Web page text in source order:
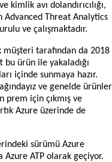
kimlik avı dolandırıcılığı,
Advanced Threat Analytics
ve çalışmaktadır.
müşteri tarafından da 2018
bu ürün ile yakaladığı
içinde sunmaya hazır.
ve genelde ürünler
prem için çıkmış ve
Azure üzerinde de
sürümü Azure
Azure ATP olarak geçiyor.